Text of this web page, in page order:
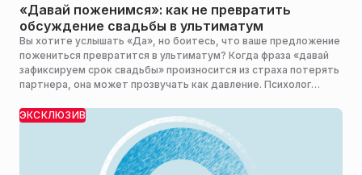
«Давай поженимся»: как не превратить
обсуждение свадьбы в ультиматум
Вы хотите услышать «Да», но боитесь, что ваше предложение
пожениться превратится в ультиматум? Когда фраза «давай
зафиксируем срок свадьбы» произносится из страха потерять
партнера, она может прозвучать как давление. Психолог
факты и психологические сигналы.
ЭКСКЛЮЗИВ